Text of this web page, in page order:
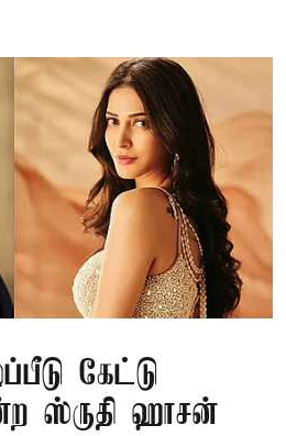
கேட்டு
ஸ்ருதி ஹாசன்